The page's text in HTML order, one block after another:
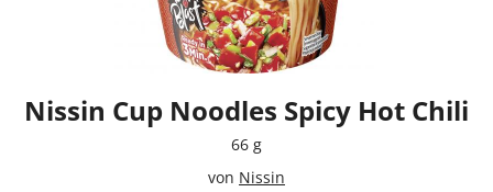
Nissin Cup Noodles Spicy Hot Chili
66 g
von Nissin